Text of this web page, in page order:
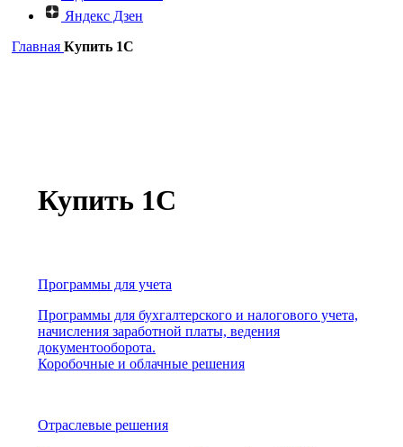
Яндекс Дзен
Главная Купить 1С
Купить 1С
Программы для учета
Программы для бухгалтерского и налогового учета,
начисления заработной платы, ведения
документооборота.
Коробочные и облачные решения
Отраслевые решения